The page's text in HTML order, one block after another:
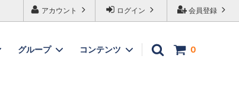
会員登録
ログイン
アカウント
0
グループ コンテンツ